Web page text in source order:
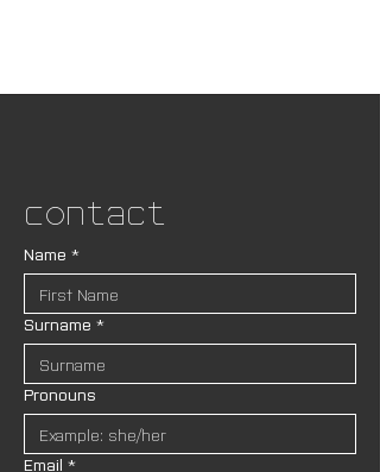
Contact
Name *
Surname *
Pronouns
Email *